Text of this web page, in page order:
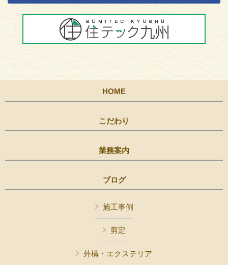
HOME
こだわり
業務案内
ブログ
施工事例
剪定
外構・エクステリア